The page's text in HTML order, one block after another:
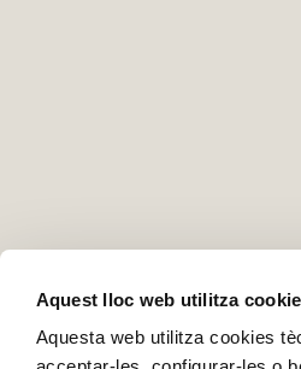
Aquest lloc web utilitza
Aquesta web utilitza cookies